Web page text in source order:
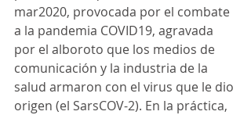
mar2020, provocada por el combate
a la pandemia COVID19, agravada
por el alboroto que los medios de
comunicación y la industria de la
salud armaron con el virus que le dio
origen (el SarsCOV-2). En la práctica,